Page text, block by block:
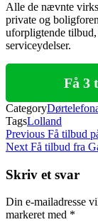
Alle de nævnte
private og
uforpligtende tilbud,
serviceydelser.
Få 3
Category
TagsLolland
Previous
Post
Previous Få tilbud
Next
Next Få tilbud fra
Skriv et svar
Din e-mailadresse
markeret med *